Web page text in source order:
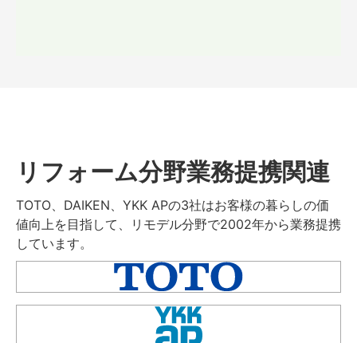
リフォーム分野業務提携関連
TOTO、DAIKEN、YKK APの3社はお客様の暮らしの価
値向上を目指して、リモデル分野で2002年から業務提携
しています。